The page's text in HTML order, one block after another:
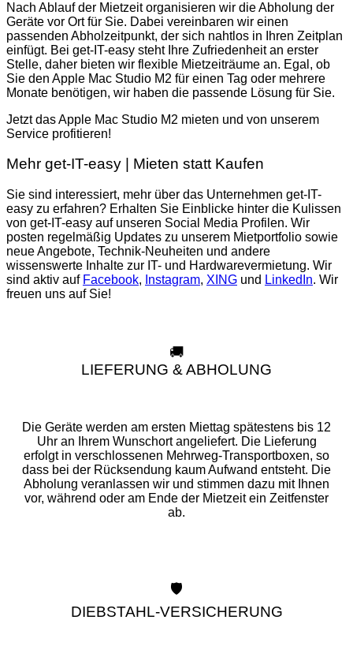
Nach Ablauf der Mietzeit organisieren wir die Abholung der
Geräte vor Ort für Sie. Dabei vereinbaren wir einen
passenden Abholzeitpunkt, der sich nahtlos in Ihren Zeitplan
einfügt. Bei get-IT-easy steht Ihre Zufriedenheit an erster
Stelle, daher bieten wir flexible Mietzeiträume an. Egal, ob
Sie den Apple Mac Studio M2 für einen Tag oder mehrere
Monate benötigen, wir haben die passende Lösung für Sie.
Jetzt das Apple Mac Studio M2 mieten und von unserem
Service profitieren!
Mehr get-IT-easy | Mieten statt Kaufen
Sie sind interessiert, mehr über das Unternehmen get-IT-
easy zu erfahren? Erhalten Sie Einblicke hinter die Kulissen
von get-IT-easy auf unseren Social Media Profilen. Wir
posten regelmäßig Updates zu unserem Mietportfolio sowie
neue Angebote, Technik-Neuheiten und andere
wissenswerte Inhalte zur IT- und Hardwarevermietung. Wir
sind aktiv auf Facebook, Instagram, XING und LinkedIn. Wir
freuen uns auf Sie!
🚚
LIEFERUNG & ABHOLUNG
Die Geräte werden am ersten Miettag spätestens bis 12
Uhr an Ihrem Wunschort angeliefert. Die Lieferung
erfolgt in verschlossenen Mehrweg-Transportboxen, so
dass bei der Rücksendung kaum Aufwand entsteht. Die
Abholung veranlassen wir und stimmen dazu mit Ihnen
vor, während oder am Ende der Mietzeit ein Zeitfenster
ab.
🛡️
DIEBSTAHL-VERSICHERUNG